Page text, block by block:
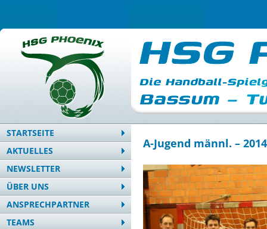
STARTSEITE
AKTUELLES
NEWSLETTER
ÜBER UNS
ANSPRECHPARTNER
TEAMS
A-Jugend männl. –